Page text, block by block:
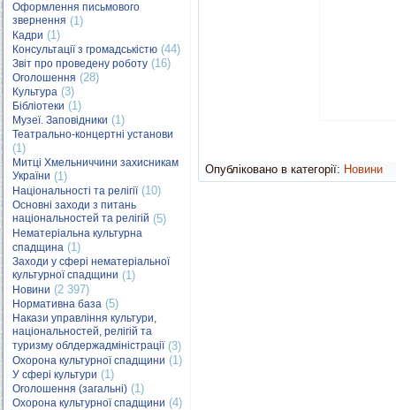
Оформлення письмового
звернення (1)
Кадри (1)
Консультації з громадськістю (44)
Звіт про проведену роботу (16)
Оголошення (28)
Культура (3)
Бібліотеки (1)
Музеї. Заповідники (1)
Театрально-концертні установи
(1)
Митці Хмельниччини захисникам
України (1)
Національності та релігії(10)
Основні заходи з питань
національностей та релігій (5)
Нематеріальна культурна
спадщина (1)
Заходи у сфері нематеріальної
культурної спадщини (1)
Новини (2 397)
Нормативна база (5)
Накази управління культури,
національностей, релігій та
туризму облдержадміністрації(3)
Охорона культурної спадщини (1)
У сфері культури (1)
Оголошення (загальні) (1)
Охорона культурної спадщини (4)
Опубліковано в категорії: Новини